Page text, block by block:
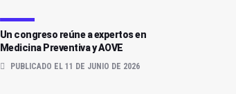
Un congreso reúne a expertos en
Medicina Preventiva y AOVE
PUBLICADO EL 11 DE JUNIO DE 2026